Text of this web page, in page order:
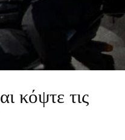
κόψτε τις